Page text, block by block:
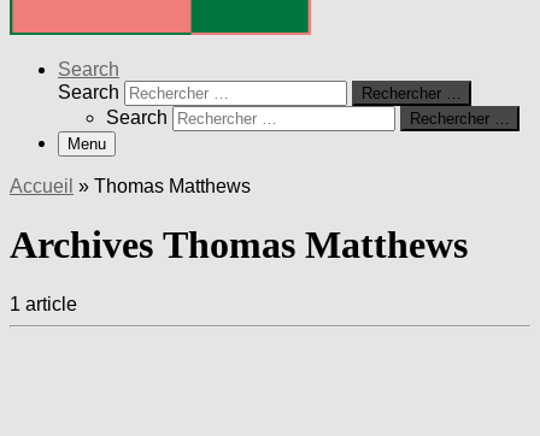
Search
Search
Rechercher …
Search
Rechercher …
Menu
Accueil » Thomas Matthews
Archives Thomas Matthews
1 article